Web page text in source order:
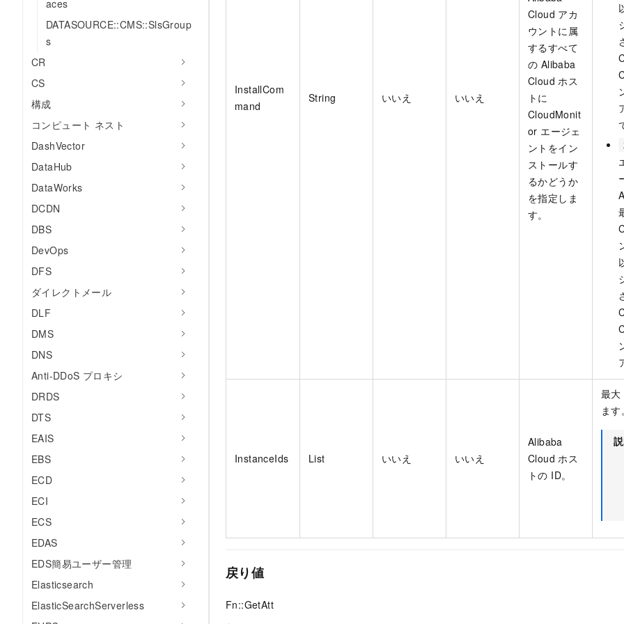
aces
DATASOURCE::CMS::SlsGroup
s
CR
CS
構成
コンピュート ネスト
DashVector
DataHub
DataWorks
DCDN
DBS
DevOps
DFS
ダイレクトメール
DLF
DMS
DNS
Anti-DDoS プロキシ
DRDS
DTS
EAIS
EBS
ECD
ECI
ECS
EDAS
EDS簡易ユーザー管理
Elasticsearch
ElasticSearchServerless
InstallCom
mand
String いいえ いいえ
Cloud アカ
ウントに属
するすべて
の Alibaba
Cloud ホス
トに
CloudMonit
or エージェ
ントをイン
ストールす
るかどうか
を指定しま
す。
InstanceIds List いいえ いいえ
Alibaba
Cloud ホス
トの ID。
最大
ます
戻り値
Fn::GetAtt